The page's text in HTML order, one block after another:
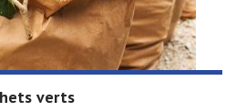
verts